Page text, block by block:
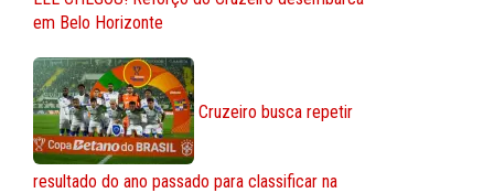
em Belo Horizonte
Cruzeiro busca repetir
resultado do ano passado para classificar na